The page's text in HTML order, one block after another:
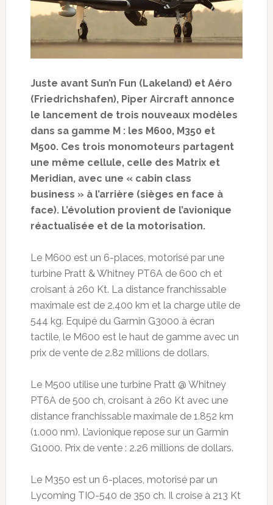
Juste avant Sun’n Fun (Lakeland) et Aéro
(Friedrichshafen), Piper Aircraft annonce
le lancement de trois nouveaux modèles
dans sa gamme M : les M600, M350 et
M500. Ces trois monomoteurs partagent
une même cellule, celle des Matrix et
Meridian, avec une « cabin class
business » à l’arrière (sièges en face à
face). L’évolution provient de l’avionique
réactualisée et de la motorisation.
Le M600 est un 6-places, motorisé par une
turbine Pratt & Whitney PT6A de 600 ch et
croisant à 260 Kt. La distance franchissable
maximale est de 2.400 km et la charge utile de
544 kg. Equipé du Garmin G3000 à écran
tactile, le M600 est le haut de gamme avec un
prix de vente de 2.82 millions de dollars.
Le M500 utilise une turbine Pratt @ Whitney
PT6A de 500 ch, croisant à 260 Kt avec une
distance franchissable maximale de 1.852 km
(1.000 nm). L’avionique repose sur un Garmin
G1000. Prix de vente : 2.26 millions de dollars.
Le M350 est un 6-places, motorisé par un
Lycoming TIO-540 de 350 ch. Il croise à 213 Kt